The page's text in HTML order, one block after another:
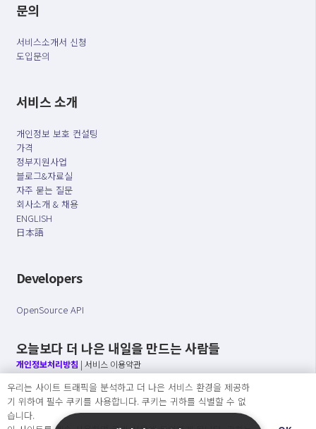
문의
서비스소개서 신청
도입문의
서비스 소개
개인정보 보호 컨설팅
가격
정부지원사업
블로그&자료실
자주 묻는 질문
회사소개 & 채용
ENGLISH
日本語
Developers
OpenSource API
오늘보다 더 나은 내일을 만드는 사람들
개인정보처리방침 | 서비스 이용약관
○ 개인정보보호 컴플라이언스를 선도하겠습니다.
○ 정보주체의 권리를 보장하겠습니다.
○ 기업의 개인정보보호를 위한 효율적 관리를 보장하겠습니다.
우리는 사이트 트래픽을 분석하고 더 나은 서비스 환경을 제공하
기 위하여 필수 쿠키를 사용합니다. 쿠키는 귀하를 식별할 수 없
습니다.